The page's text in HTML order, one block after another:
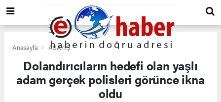
Anasayfa ASAYİŞ
Dolandırıcıların hedefi olan yaşlı
adam gerçek polisleri görünce ikna
oldu